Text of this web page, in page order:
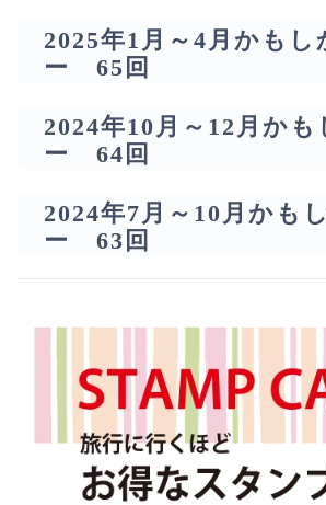
2025年1月～4月かもし
ー 65回
2024年10月～12月かも
ー 64回
2024年7月～10月かも
ー 63回